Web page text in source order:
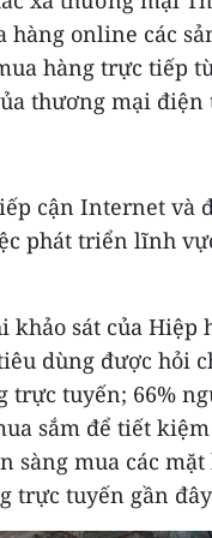
hàng online các
hàng trực tiếp
thương mại điện
cận Internet và
phát triển lĩnh
khảo sát của
dùng được hỏi
trực tuyến; 66%
sắm để tiết
sàng mua các
trực tuyến gần